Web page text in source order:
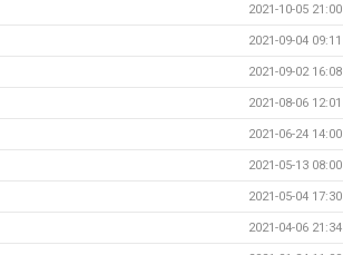
2021-10-05 21:00
2021-09-04 09:11
2021-09-02 16:08
2021-08-06 12:01
2021-06-24 14:00
2021-05-13 08:00
2021-05-04 17:30
2021-04-06 21:34